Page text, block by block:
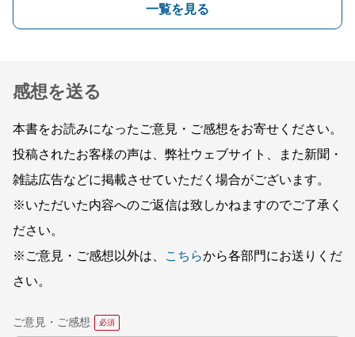
一覧を見る
感想を送る
本書をお読みになったご意見・ご感想をお寄せください。
投稿されたお客様の声は、弊社ウェブサイト、また新聞・
雑誌広告などに掲載させていただく場合がございます。
※いただいた内容へのご返信は致しかねますのでご了承く
ださい。
※ご意見・ご感想以外は、
こちらから各部門にお送りくだ
さい。
ご意見・ご感想